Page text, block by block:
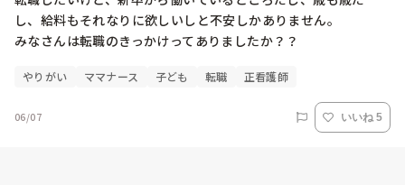
し、給料もそれなりに欲しいしと不安しかありません。
みなさんは転職のきっかけってありましたか？？
やりがい ママナース 子ども 転職 正看護師
06/07 いいね 5